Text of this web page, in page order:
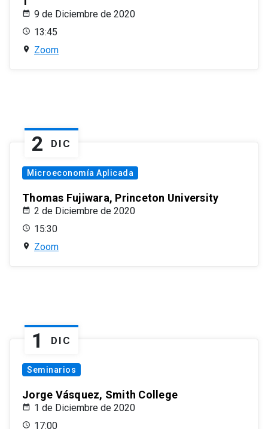
9 de Diciembre de 2020
13:45
Zoom
2 DIC
Microeconomía Aplicada
Thomas Fujiwara, Princeton University
2 de Diciembre de 2020
15:30
Zoom
1 DIC
Seminarios
Jorge Vásquez, Smith College
1 de Diciembre de 2020
17:00